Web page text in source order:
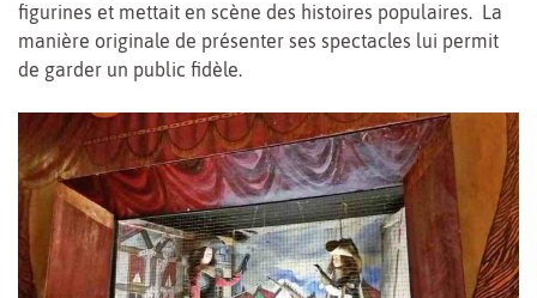
figurines et mettait en scène des histoires populaires. La
manière originale de présenter ses spectacles lui permit
de garder un public fidèle.